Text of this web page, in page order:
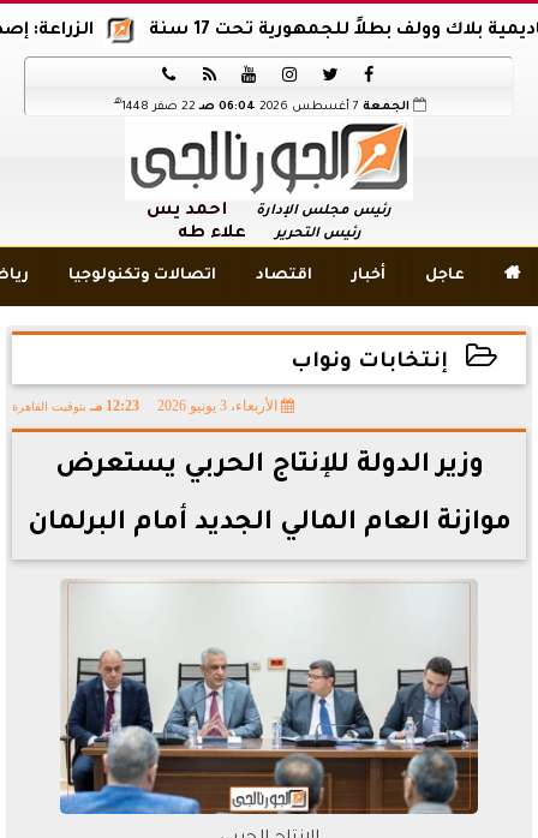
الزراعة: إصدار 12 ألف موافقة وتصريح بالمبيدات خلال 6 شهور وولف بطلاً للجمهورية تحت 17 سنة






الجمعة 06:04 صـ 22 صفر 1448 هـ
رئيس مجلس الإدارة أحمد يس
رئيس التحرير علاء طه
 عاجل أخبار اقتصاد اتصالات وتكنولوجيا
إنتخابات ونواب
الأربعاء، 3 يونيو 2026 12:23 مـ بتوقيت القاهرة
وزير الدولة للإنتاج الحربي يستعرض
موازنة العام المالي الجديد أمام البرلمان